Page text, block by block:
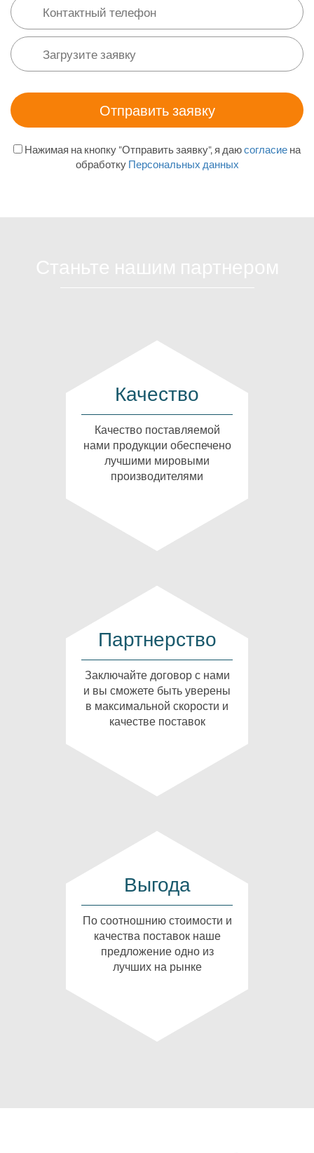
Нажимая на кнопку "Отправить заявку", я даюсогласие на
обработку Персональных данных
Качество
Качество поставляемой
нами продукции обеспечено
лучшими мировыми
производителями
Партнерство
Заключайте договор с нами
и вы сможете быть уверены
в максимальной скорости и
качестве поставок
Выгода
По соотношнию стоимости и
качества поставок наше
предложение одно из
лучших на рынке